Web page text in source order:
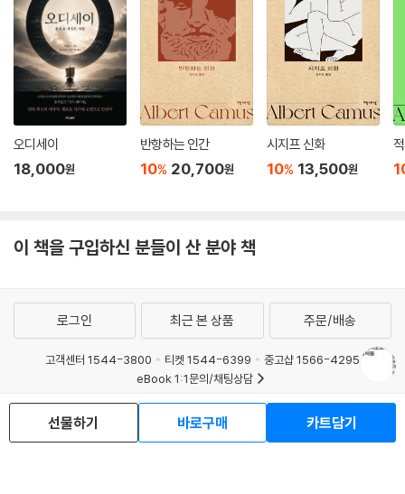
오디세이
18,000원
반항하는 인간
10% 20,700원
시지프 신화
10% 13,500원
이 책을 구입하신 분들이 산 분야 책
선물하기 바로구매 카트담기
로그인 최근 본 상품 주문/배송
고객센터 1544-3800 티켓 1544-6399
중고샵 1566-4295
eBook 1:1문의/채팅상담
예스이십사(주) 사업자 정보
이용약관
개인정보처리방침
청소년보호정책